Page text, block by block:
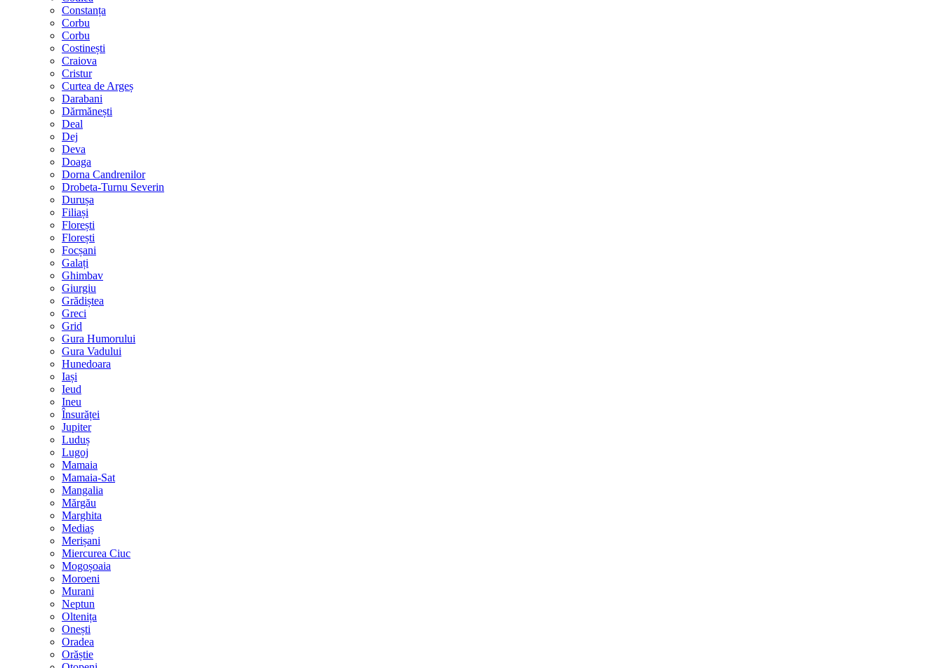
Constanța
Corbu
Corbu
Costinești
Craiova
Cristur
Curtea de Argeș
Darabani
Dărmănești
Deal
Dej
Deva
Doaga
Dorna Candrenilor
Drobeta-Turnu Severin
Durușa
Filiași
Florești
Florești
Focșani
Galați
Ghimbav
Giurgiu
Grădiștea
Greci
Grid
Gura Humorului
Gura Vadului
Hunedoara
Iași
Ieud
Ineu
Însurăței
Jupiter
Luduș
Lugoj
Mamaia
Mamaia-Sat
Mangalia
Mărgău
Marghita
Mediaș
Merișani
Miercurea Ciuc
Mogoșoaia
Moroeni
Murani
Neptun
Oltenița
Onești
Oradea
Orăștie